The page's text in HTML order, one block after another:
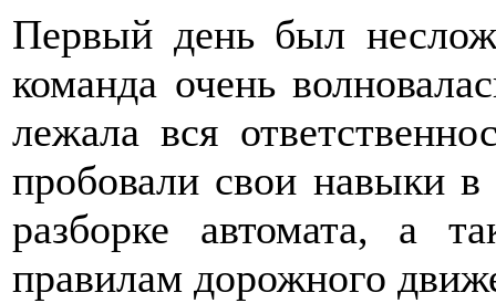
Первый день был
команда очень
лежала вся
пробовали свои навыки
разборке автомата, а
правилам дорожного